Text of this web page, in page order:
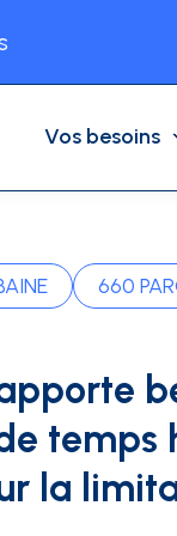
Vos besoins
660
temps
la